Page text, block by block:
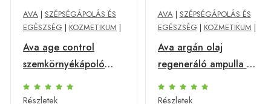
AVA | SZÉPSÉGÁPOLÁS ÉS
EGÉSZSÉG | KOZMETIKUM |
Ava age control
szemkörnyékápoló
szérum tengeri
algával,q10 50 ml
Részletek
AVA| SZÉPSÉGÁPOLÁS ÉS
EGÉSZSÉG | KOZMETIKUM |
Ava argán olaj
regeneráló ampulla 30
ml
Részletek